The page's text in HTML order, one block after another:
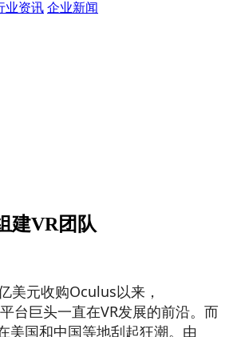
业资讯 企业新闻
建VR团队
美元收购Oculus以来，
台巨头一直在VR发展的前沿。而
美国和中国等地刮起狂潮。由